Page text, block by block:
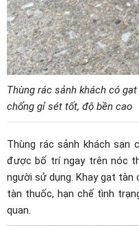
Thùng rác sảnh khách có
chống gỉ sét tốt, độ bền cao
Thùng rác sảnh khách
được bố trí ngay trên nóc
người sử dụng. Khay gạt
tàn thuốc, hạn chế tình
quan.